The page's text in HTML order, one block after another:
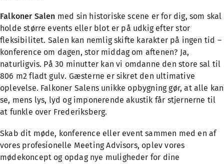
Falkoner Salen med sin historiske scene er for dig, som skal
holde større events eller blot er på udkig efter stor
fleksibilitet. Salen kan nemlig skifte karakter på ingen tid –
konference om dagen, stor middag om aftenen? Ja,
naturligvis. På 30 minutter kan vi omdanne den store sal til
806 m2 fladt gulv. Gæsterne er sikret den ultimative
oplevelse. Falkoner Salens unikke opbygning gør, at alle kan
se, mens lys, lyd og imponerende akustik får stjernerne til
at funkle over Frederiksberg.
Skab dit møde, konference eller event sammen med en af
vores profesionelle Meeting Advisors, oplev vores
mødekoncept og opdag nye muligheder for dine